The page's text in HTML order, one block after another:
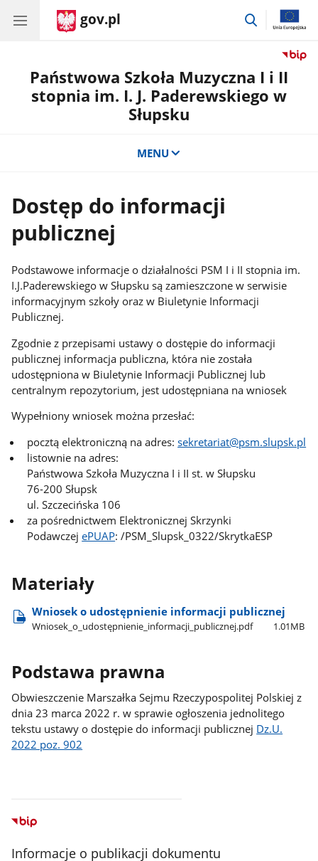
gov.pl
przejdź
Państwowa Szkoła Muzyczna I i II
stopnia im. I. J. Paderewskiego w
Słupsku
MENU
Dostęp do informacji
publicznej
Podstawowe informacje o działalności PSM I i II stopnia im.
I.J.Paderewskiego w Słupsku są zamieszczone w serwisie
informacyjnym szkoły oraz w Biuletynie Informacji
Publicznej.
Zgodnie z przepisami ustawy o dostępie do informacji
publicznej informacja publiczna, która nie została
udostępniona w Biuletynie Informacji Publicznej lub
centralnym repozytorium, jest udostępniana na wniosek
Wypełniony wniosek można przesłać:
pocztą elektroniczną na adres:sekretariat@psm.slupsk.pl
listownie na adres:
Państwowa Szkoła Muzyczna I i II st. w Słupsku
76-200 Słupsk
ul. Szczecińska 106
za pośrednictwem Elektronicznej Skrzynki
PodawczejePUAP: /PSM_Slupsk_0322/SkrytkaESP
Materiały
Wniosek o udostępnienie informacji publicznej
Wniosek​_o​_udostępnienie​_informacji​_publicznej.pdf 1.01MB
Podstawa prawna
Obwieszczenie Marszałka Sejmu Rzeczypospolitej Polskiej z
dnia 23 marca 2022 r. w sprawie ogłoszenia jednolitego
tekstu ustawy o dostępie do informacji publicznej Dz.U.
2022 poz. 902
Informacje o publikacji dokumentu